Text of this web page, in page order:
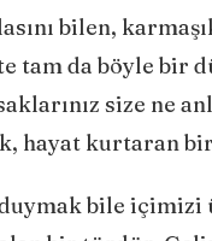
bilen,
tam da böyle
size ne
hayat kurtaran
bile